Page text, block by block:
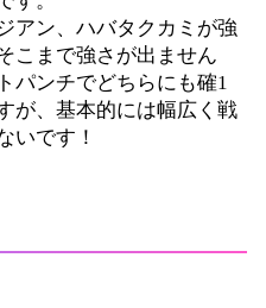
アン、ハバタクカミが強
こまで強さが出ません
パンチでどちらにも確1
が、基本的には幅広く戦
いです！